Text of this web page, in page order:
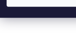
Copyright 2026